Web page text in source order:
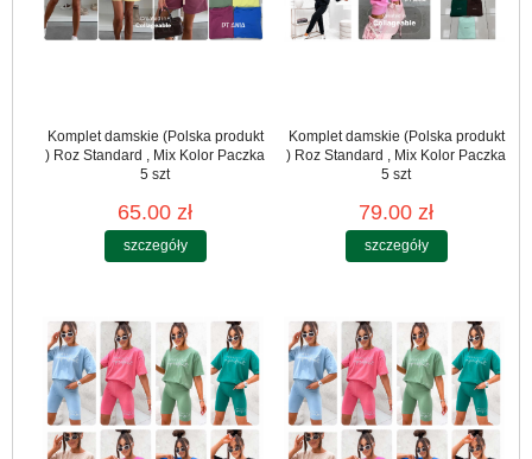
Komplet damskie (Polska produkt
) Roz Standard , Mix Kolor Paczka
5 szt
65.00 zł
szczegóły
Komplet damskie (Polska produkt
) Roz Standard , Mix Kolor Paczka
5 szt
79.00 zł
szczegóły